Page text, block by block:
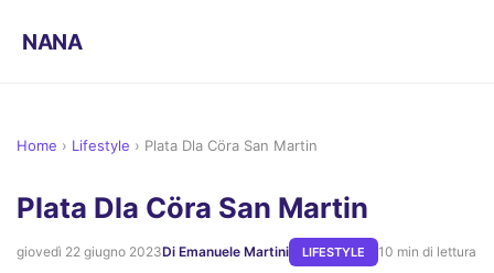
NANA
Home › Lifestyle › Plata Dla Cöra San Martin
Plata Dla Cöra San Martin
giovedì 22 giugno 2023Di Emanuele Martini LIFESTYLE 10 min di lettura